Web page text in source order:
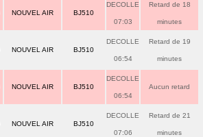
NOUVEL AIR BJ510
DECOLLE
07:03
Retard de 18
minutes
NOUVEL AIR BJ510
DECOLLE
06:54
Retard de 19
minutes
NOUVEL AIR BJ510
DECOLLE
06:54
Aucun retard
NOUVEL AIR BJ510
DECOLLE
07:06
Retard de 21
minutes